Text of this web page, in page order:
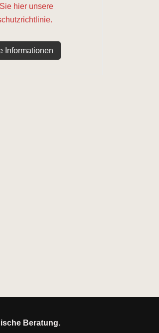
hier unsere
Informationen
Beratung.